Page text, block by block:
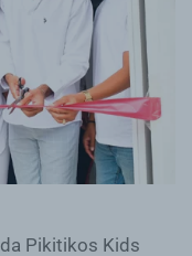
Pikitikos Kids